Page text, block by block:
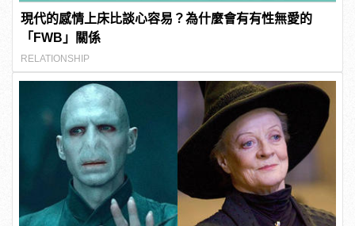
現代的感情上床比談心容易？為什麼會有有性無愛的
「FWB」關係
RELATIONSHIP